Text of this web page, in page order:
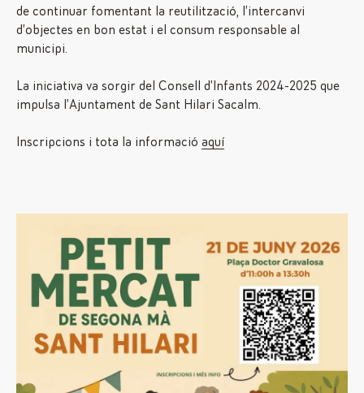
de continuar fomentant la reutilització, l’intercanvi
d’objectes en bon estat i el consum responsable al
municipi.
La iniciativa va sorgir del Consell d’Infants 2024-2025 que
impulsa l’Ajuntament de Sant Hilari Sacalm.
Inscripcions i tota la informació aquí